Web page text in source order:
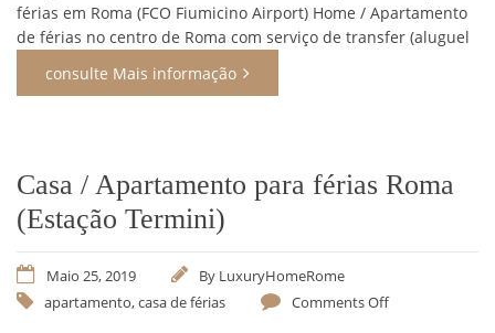
férias em Roma (FCO Fiumicino Airport) Home / Apartamento
de férias no centro de Roma com serviço de transfer (aluguel
consulte Mais informação
Casa / Apartamento para férias Roma
(Estação Termini)
Maio 25, 2019 By LuxuryHomeRome
apartamento,casa de férias Comments Off